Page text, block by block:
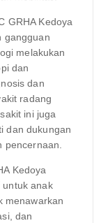
GRHA Kedoya
gangguan
melakukan
dan
dan
radang
ini juga
dan dukungan
pencernaan.
Kedoya
untuk anak
menawarkan
dan